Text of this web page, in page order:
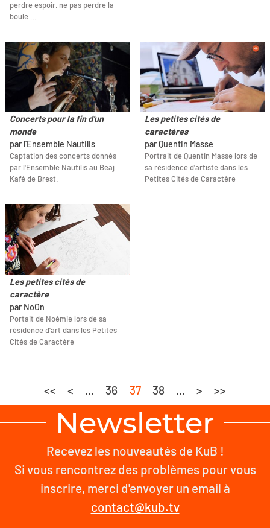
perdre espoir, ne pas perdre la
boule …
Concerts pour la fin d'un
monde
par l’Ensemble Nautilis
Captation des concerts donnés
par l'Ensemble Nautilis au Beaj
Kafé de Brest.
Les petites cités de
caractères
par Quentin Masse
Portrait de Quentin Masse lors de
sa résidence d'artiste dans les
Petites Cités de Caractère
Les petites cités de
caractère
par NoOn
Portait de Noémie lors de sa
résidence d'art dans les Petites
Cités de Caractère
<< < ... 36 37 38 ... > >>
Newsletter
Recevez les nouveautés de KuB !
Si vous rencontrez des problèmes pour vous
inscrire, merci d'envoyer un email à
contact@kub.tv